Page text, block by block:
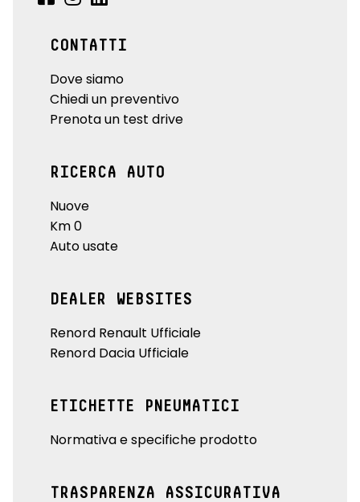
CONTATTI
Dove siamo
Chiedi un preventivo
Prenota un test drive
RICERCA AUTO
Nuove
Km 0
Auto usate
DEALER WEBSITES
Renord Renault Ufficiale
Renord Dacia Ufficiale
ETICHETTE PNEUMATICI
Normativa e specifiche prodotto
TRASPARENZA ASSICURATIVA